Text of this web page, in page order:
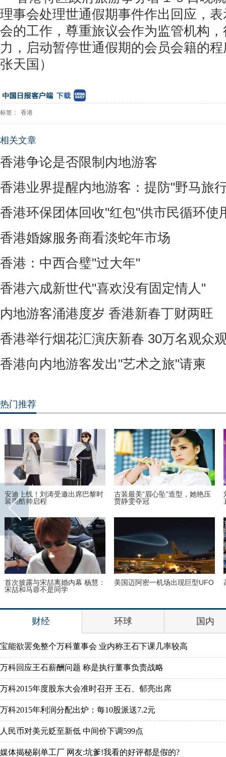
理事会处理世通假期事件作出回应，
会的工作，尊重旅议会作为监管机构
力，启动暂停世通假期的会员会籍的
张天国）
标签： 香港
相关文章
香港争论是否限制内地游客
香港业界提醒内地游客：提防"野马旅
香港环保团体回收"红包"供市民循环使
香港婚嫁服务商看淡蛇年市场
香港：中西合璧"过大年"
香港六成新世代"喜欢没有固定情人"
内地游客涌港度岁 香港新春丁财两旺
香港举行烟花汇演庆新春 30万名观众
香港向内地游客发出"艺术之旅"请柬
热门推荐
安迪上线！刘涛受邀出席巴黎时
装周酷帅启程
古装最美“眉心坠”造型，她艳压
贾静雯夺冠
首次披露与宋喆离婚内幕 杨慧：
宋喆和马蓉不是同学
美国迈阿密一机场出现巨型UFO
财经 环球 国内
宝能欲罢免整个万科董事会 业内称王石下课几率较高
万科回应王石薪酬问题 称是执行董事负责战略
万科2015年度股东大会准时召开 王石、郁亮出席
万科2015年利润分配出炉：每10股派送7.2元
人民币对美元贬至新低 中间价下调599点
媒体揭秘刷单工厂 网友:坑爹!我看的好评都是假的?